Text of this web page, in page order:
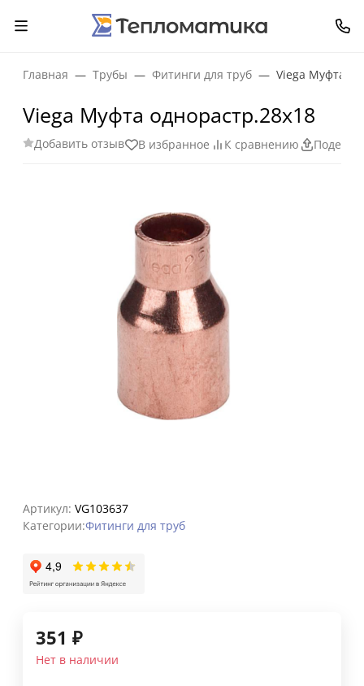
Главная Трубы Фитинги для труб Viega Муфта
Viega Муфта однорастр.28х18
Добавить отзыв В избранное К сравнению
Артикул: VG103637
Категории:Фитинги для труб
351 ₽
Нет в наличии